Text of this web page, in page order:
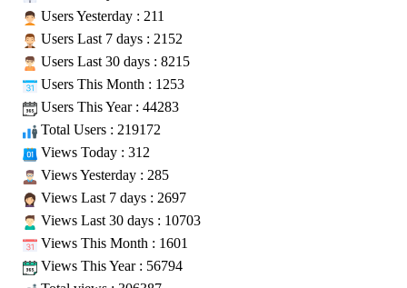
Users Yesterday : 211
Users Last 7 days : 2152
Users Last 30 days : 8215
Users This Month : 1253
Users This Year : 44283
Total Users : 219172
Views Today : 312
Views Yesterday : 285
Views Last 7 days : 2697
Views Last 30 days : 10703
Views This Month : 1601
Views This Year : 56794